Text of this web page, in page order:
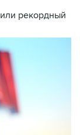
рекордный